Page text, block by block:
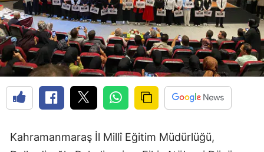
Kahramanmaraş İl Millî Eğitim Müdürlüğü,